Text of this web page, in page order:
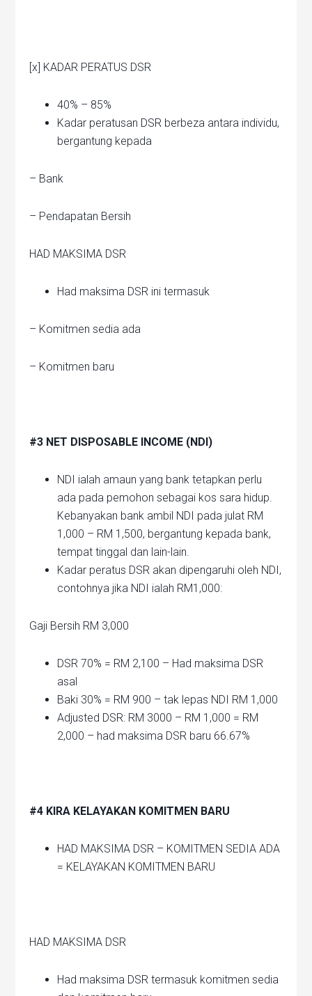
[x] KADAR PERATUS DSR
40% – 85%
Kadar peratusan DSR berbeza antara individu,
bergantung kepada
– Bank
– Pendapatan Bersih
HAD MAKSIMA DSR
Had maksima DSR ini termasuk
– Komitmen sedia ada
– Komitmen baru
#3 NET DISPOSABLE INCOME (NDI)
NDI ialah amaun yang bank tetapkan perlu
ada pada pemohon sebagai kos sara hidup.
Kebanyakan bank ambil NDI pada julat RM
1,000 – RM 1,500, bergantung kepada bank,
tempat tinggal dan lain-lain.
Kadar peratus DSR akan dipengaruhi oleh NDI,
contohnya jika NDI ialah RM1,000:
Gaji Bersih RM 3,000
DSR 70% = RM 2,100 – Had maksima DSR
asal
Baki 30% = RM 900 – tak lepas NDI RM 1,000
Adjusted DSR: RM 3000 – RM 1,000 = RM
2,000 – had maksima DSR baru 66.67%
#4 KIRA KELAYAKAN KOMITMEN BARU
HAD MAKSIMA DSR – KOMITMEN SEDIA ADA
= KELAYAKAN KOMITMEN BARU
HAD MAKSIMA DSR
Had maksima DSR termasuk komitmen sedia